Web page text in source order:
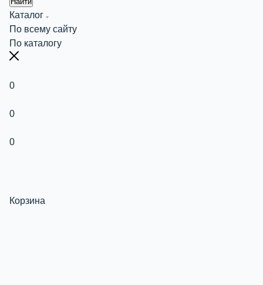
Каталог
По всему сайту
По каталогу
0
0
0
Корзина